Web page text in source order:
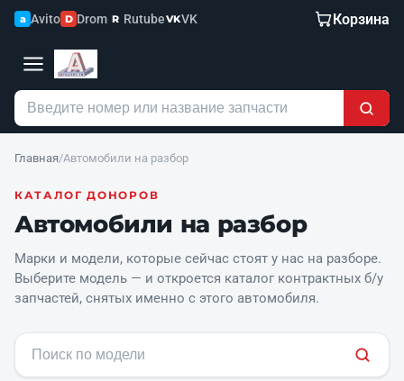
a Avito D Drom R RutubeVKVK Корзина
Главная/Автомобили на разбор
КАТАЛОГ ДОНОРОВ
Автомобили на разбор
Марки и модели, которые сейчас стоят у нас на разборе.
Выберите модель — и откроется каталог контрактных б/у
запчастей, снятых именно с этого автомобиля.